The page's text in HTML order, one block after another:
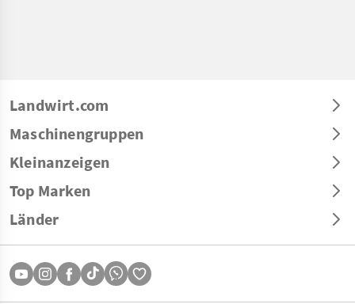
Landwirt.com
Maschinengruppen
Kleinanzeigen
Top Marken
Länder